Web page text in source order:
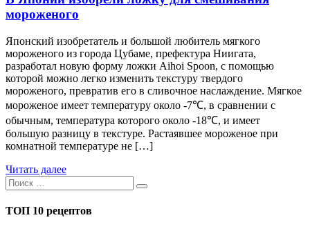
мороженого
Японский изобретатель и большой любитель мягкого
мороженого из города Цубаме, префектура Ниигата,
разработал новую форму ложки Aihoi Spoon, с помощью
которой можно легко изменить текстуру твердого
мороженого, превратив его в сливочное наслаждение. Мягкое
мороженое имеет температуру около -7℃, в сравнении с
обычным, температура которого около -18℃, и имеет
большую разницу в текстуре. Растаявшее мороженое при
комнатной температуре не […]
Читать далее
ТОП 10 рецептов